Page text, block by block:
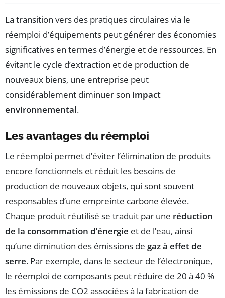
La transition vers des pratiques circulaires via le
réemploi d’équipements peut générer des économies
significatives en termes d’énergie et de ressources. En
évitant le cycle d’extraction et de production de
nouveaux biens, une entreprise peut
considérablement diminuer son impact
environnemental.
Les avantages du réemploi
Le réemploi permet d’éviter l’élimination de produits
encore fonctionnels et réduit les besoins de
production de nouveaux objets, qui sont souvent
responsables d’une empreinte carbone élevée.
Chaque produit réutilisé se traduit par une réduction
de la consommation d’énergie et de l’eau, ainsi
qu’une diminution des émissions de gaz à effet de
serre. Par exemple, dans le secteur de l’électronique,
le réemploi de composants peut réduire de 20 à 40 %
les émissions de CO2 associées à la fabrication de